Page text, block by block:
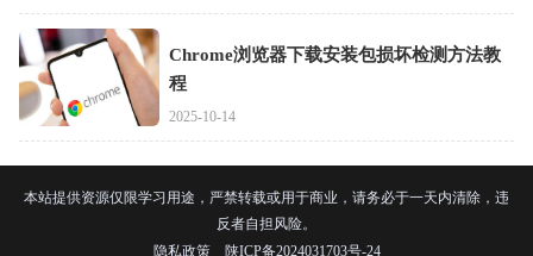
Chrome浏览器下载安装包损坏检测方法教
程
2025-10-14
本站提供资源仅限学习用途，严禁转载或用于商业，请务必于一天内清除，违
反者自担风险。
隐私政策
陕ICP备2024031703号-24